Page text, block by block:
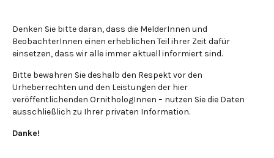
Denken Sie bitte daran, dass die MelderInnen und
BeobachterInnen einen erheblichen Teil ihrer Zeit dafür
einsetzen, dass wir alle immer aktuell informiert sind.
Bitte bewahren Sie deshalb den Respekt vor den
Urheberrechten und den Leistungen der hier
veröffentlichenden OrnithologInnen – nutzen Sie die Daten
ausschließlich zu Ihrer privaten Information.
Danke!